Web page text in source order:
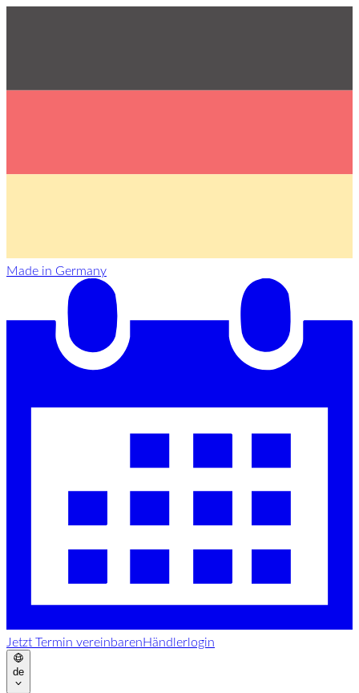
Made in Germany
Jetzt Termin vereinbarenHändlerlogin
de